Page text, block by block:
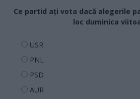
Ce partid ați vota dacă alegerile
loc duminica
USR
PNL
PSD
AUR